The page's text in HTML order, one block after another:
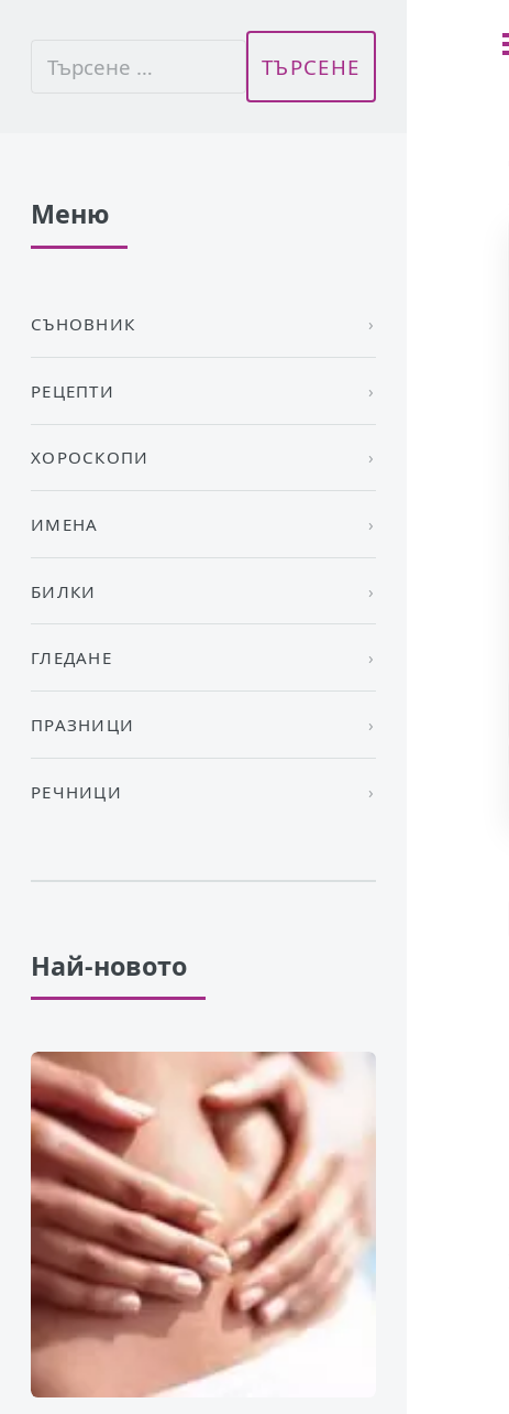
Меню
СЪНОВНИК
РЕЦЕПТИ
ХОРОСКОПИ
ИМЕНА
БИЛКИ
ГЛЕДАНЕ
ПРАЗНИЦИ
РЕЧНИЦИ
Най-новото